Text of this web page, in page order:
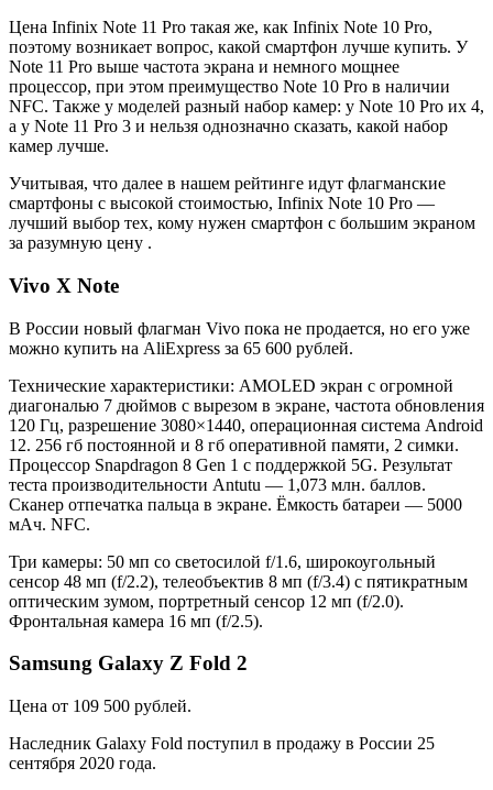
Цена Infinix Note 11 Pro такая же, как Infinix Note 10 Pro,
поэтому возникает вопрос, какой смартфон лучше купить. У
Note 11 Pro выше частота экрана и немного мощнее
процессор, при этом преимущество Note 10 Pro в наличии
NFC. Также у моделей разный набор камер: у Note 10 Pro их 4,
а у Note 11 Pro 3 и нельзя однозначно сказать, какой набор
камер лучше.
Учитывая, что далее в нашем рейтинге идут флагманские
смартфоны с высокой стоимостью, Infinix Note 10 Pro —
лучший выбор тех, кому нужен смартфон с большим экраном
за разумную цену .
Vivo X Note
В России новый флагман Vivo пока не продается, но его уже
можно купить на AliExpress за 65 600 рублей.
Технические характеристики: AMOLED экран с огромной
диагональю 7 дюймов с вырезом в экране, частота обновления
120 Гц, разрешение 3080×1440, операционная система Android
12. 256 гб постоянной и 8 гб оперативной памяти, 2 симки.
Процессор Snapdragon 8 Gen 1 с поддержкой 5G. Результат
теста производительности Antutu — 1,073 млн. баллов.
Сканер отпечатка пальца в экране. Ёмкость батареи — 5000
мАч. NFC.
Три камеры: 50 мп со светосилой f/1.6, широкоугольный
сенсор 48 мп (f/2.2), телеобъектив 8 мп (f/3.4) с пятикратным
оптическим зумом, портретный сенсор 12 мп (f/2.0).
Фронтальная камера 16 мп (f/2.5).
Samsung Galaxy Z Fold 2
Цена от 109 500 рублей.
Наследник Galaxy Fold поступил в продажу в России 25
сентября 2020 года.